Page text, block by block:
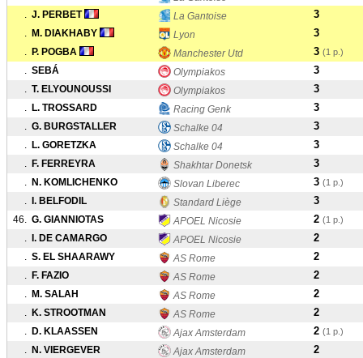
. J. PERBET La Gantoise 3
. M. DIAKHABY Lyon 3
. P. POGBA Manchester Utd 3 (1 p.)
. SEBÁ Olympiakos 3
. T. ELYOUNOUSSI Olympiakos 3
. L. TROSSARD Racing Genk 3
. G. BURGSTALLER Schalke 04 3
. L. GORETZKA Schalke 04 3
. F. FERREYRA Shakhtar Donetsk 3
. N. KOMLICHENKO Slovan Liberec 3 (1 p.)
. I. BELFODIL Standard Liège 3
46. G. GIANNIOTAS APOEL Nicosie 2 (1 p.)
. I. DE CAMARGO APOEL Nicosie 2
. S. EL SHAARAWY AS Rome 2
. F. FAZIO AS Rome 2
. M. SALAH AS Rome 2
. K. STROOTMAN AS Rome 2
. D. KLAASSEN Ajax Amsterdam 2 (1 p.)
. N. VIERGEVER Ajax Amsterdam 2